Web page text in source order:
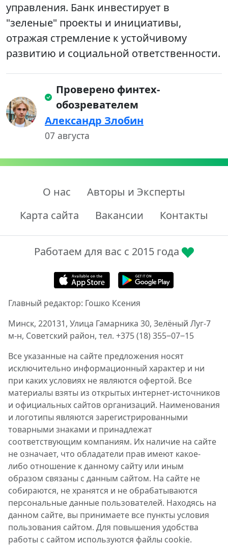
управления. Банк инвестирует в
"зеленые" проекты и инициативы,
отражая стремление к устойчивому
развитию и социальной ответственности.
Проверено финтех-
обозревателем
Александр Злобин
07 августа
О нас
Авторы и Эксперты
Карта сайта
Вакансии Контакты
Работаем для вас с 2015 года
Главный редактор: Гошко Ксения
Минск, 220131, Улица Гамарника 30, Зелёный Луг-7
м-н, Советский район, тел. +375 (18) 355‒07‒15
Все указанные на сайте предложения носят
исключительно информационный характер и ни
при каких условиях не являются офертой. Все
материалы взяты из открытых интернет-источников
и официальных сайтов организаций. Наименования
и логотипы являются зарегистрированными
товарными знаками и принадлежат
соответствующим компаниям. Их наличие на сайте
не означает, что обладатели прав имеют какое-
либо отношение к данному сайту или иным
образом связаны с данным сайтом. На сайте не
собираются, не хранятся и не обрабатываются
персональные данные пользователей. Находясь на
данном сайте, вы принимаете все пункты условия
пользования сайтом. Для повышения удобства
работы с сайтом используются файлы cookie.